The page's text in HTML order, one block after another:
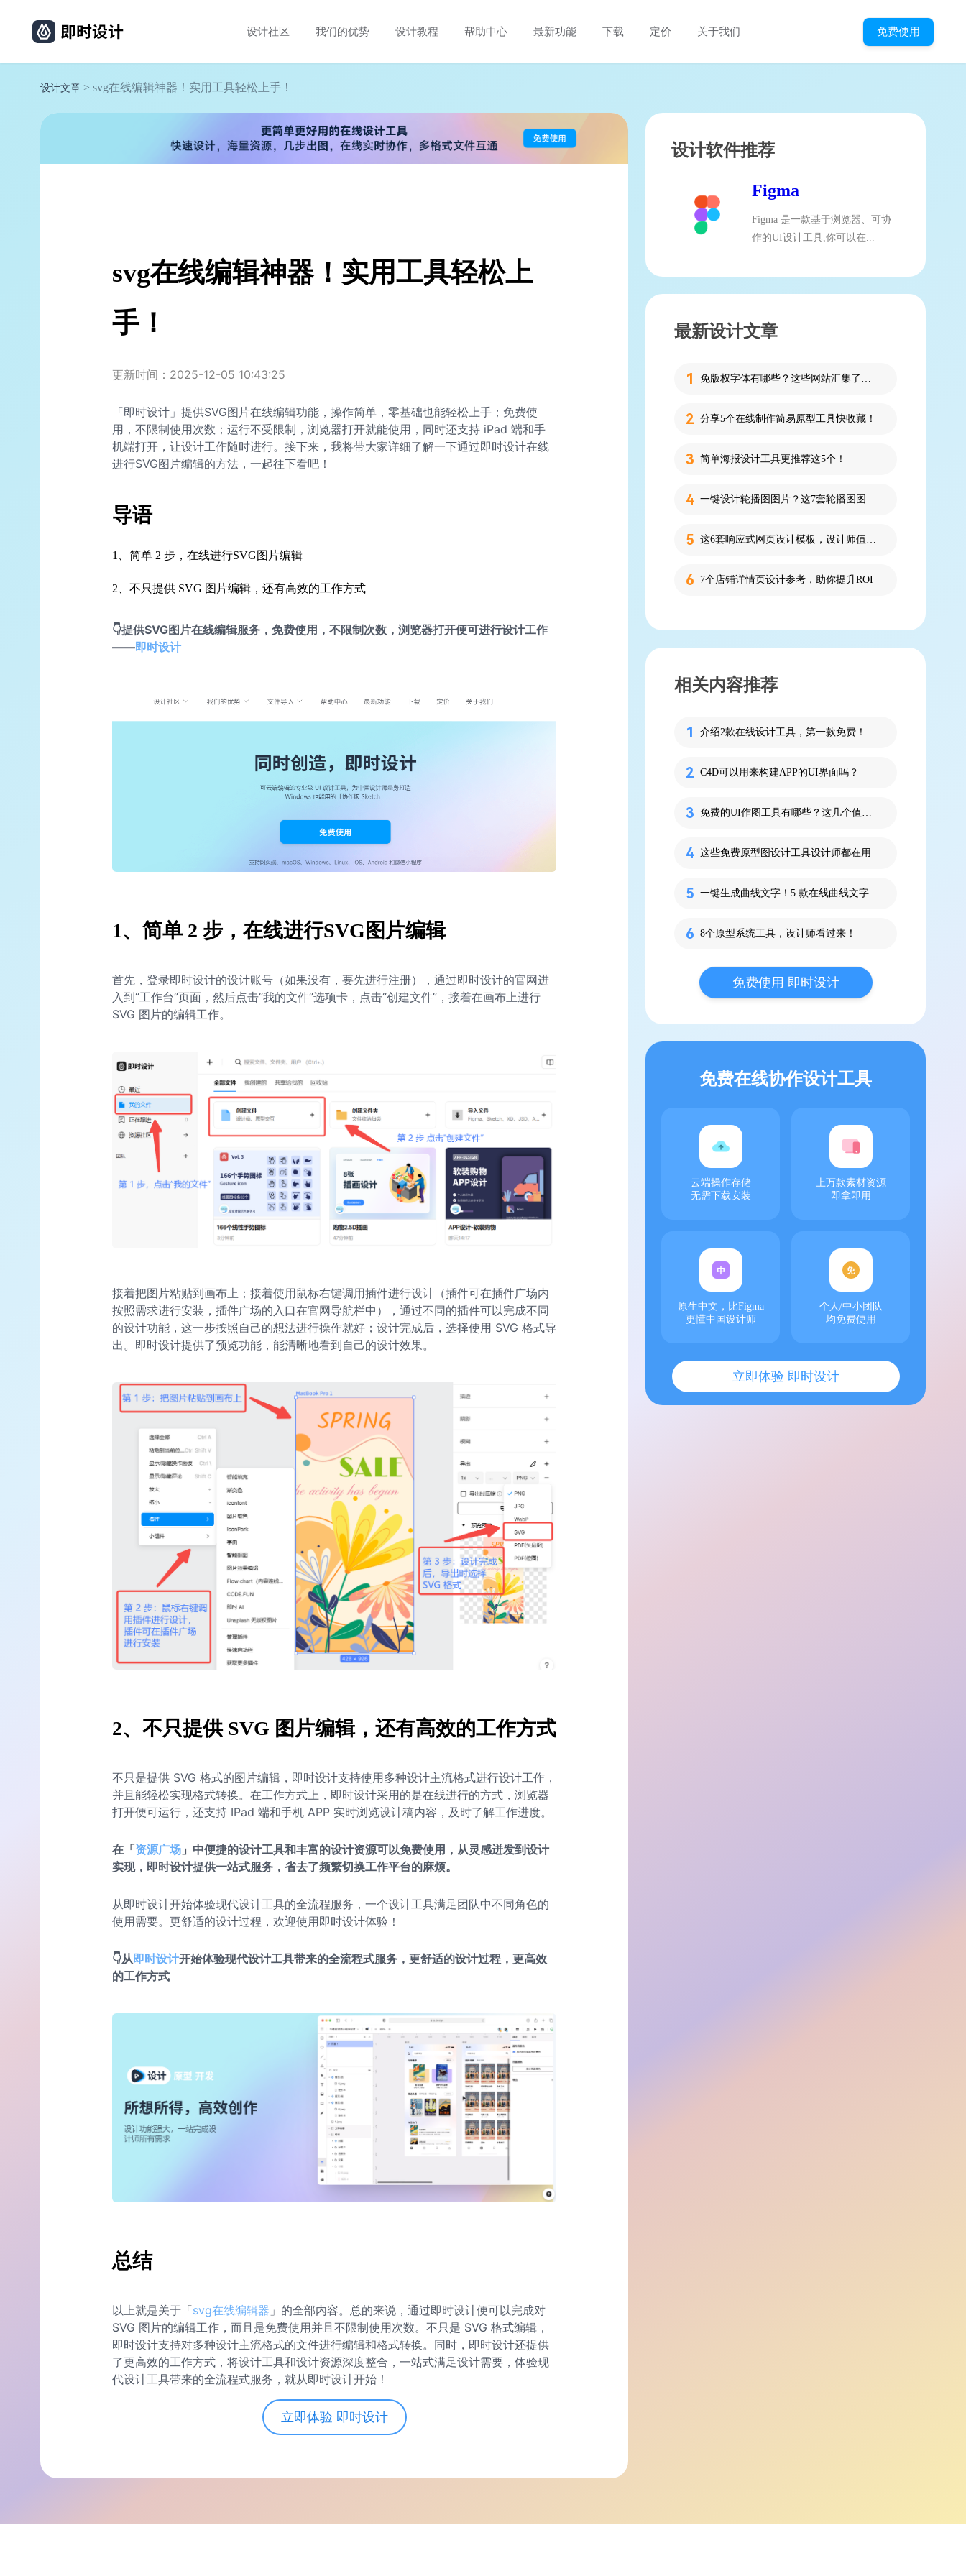
设计社区 我们的优势 设计教程 帮助中心 最新功能 下载 定价 关于我们 免费使用
设计文章 > svg在线编辑神器！实用工具轻松上手！
svg在线编辑神器！实用工具轻松上
手！
更新时间：2025-12-05 10:43:25
「即时设计」提供SVG图片在线编辑功能，操作简单，零基础也能轻松上手；免费使
用，不限制使用次数；运行不受限制，浏览器打开就能使用，同时还支持 iPad 端和手
机端打开，让设计工作随时进行。接下来，我将带大家详细了解一下通过即时设计在线
进行SVG图片编辑的方法，一起往下看吧！
导语
1、简单 2 步，在线进行SVG图片编辑
2、不只提供 SVG 图片编辑，还有高效的工作方式
👇提供SVG图片在线编辑服务，免费使用，不限制次数，浏览器打开便可进行设计工作
——即时设计
1、简单 2 步，在线进行SVG图片编辑
首先，登录即时设计的设计账号（如果没有，要先进行注册），通过即时设计的官网进
入到“工作台”页面，然后点击“我的文件”选项卡，点击“创建文件”，接着在画布上进行
SVG 图片的编辑工作。
接着把图片粘贴到画布上；接着使用鼠标右键调用插件进行设计（插件可在插件广场内
按照需求进行安装，插件广场的入口在官网导航栏中），通过不同的插件可以完成不同
的设计功能，这一步按照自己的想法进行操作就好；设计完成后，选择使用 SVG 格式导
出。即时设计提供了预览功能，能清晰地看到自己的设计效果。
2、不只提供 SVG 图片编辑，还有高效的工作方式
不只是提供 SVG 格式的图片编辑，即时设计支持使用多种设计主流格式进行设计工作，
并且能轻松实现格式转换。在工作方式上，即时设计采用的是在线进行的方式，浏览器
打开便可运行，还支持 IPad 端和手机 APP 实时浏览设计稿内容，及时了解工作进度。
在「资源广场 」中便捷的设计工具和丰富的设计资源可以免费使用，从灵感迸发到设计
实现，即时设计提供一站式服务，省去了频繁切换工作平台的麻烦。
从即时设计开始体验现代设计工具的全流程服务，一个设计工具满足团队中不同角色的
使用需要。更舒适的设计过程，欢迎使用即时设计体验！
👇从即时设计开始体验现代设计工具带来的全流程式服务，更舒适的设计过程，更高效
的工作方式
总结
以上就是关于「svg在线编辑器 」的全部内容。总的来说，通过即时设计便可以完成对
SVG 图片的编辑工作，而且是免费使用并且不限制使用次数。不只是 SVG 格式编辑，
即时设计支持对多种设计主流格式的文件进行编辑和格式转换。同时，即时设计还提供
了更高效的工作方式，将设计工具和设计资源深度整合，一站式满足设计需要，体验现
代设计工具带来的全流程式服务，就从即时设计开始！
立即体验 即时设计
设计软件推荐
Figma
Figma 是一款基于浏览器、可协
作的UI设计工具,你可以在...
最新设计文章
免版权字体有哪些？这些网站汇集了近百款免版权字体！
分享5个在线制作简易原型工具快收藏！
简单海报设计工具更推荐这5个！
一键设计轮播图图片？这7套轮播图图片资源快收藏！
这6套响应式网页设计模板，设计师值得收藏！
7个店铺详情页设计参考，助你提升ROI
相关内容推荐
介绍2款在线设计工具，第一款免费！
C4D可以用来构建APP的UI界面吗？
免费的UI作图工具有哪些？这几个值得一试！
这些免费原型图设计工具设计师都在用
一键生成曲线文字！5 款在线曲线文字生成工具推荐
8个原型系统工具，设计师看过来！
免费使用 即时设计
免费在线协作设计工具
云端操作存储
无需下载安装
上万款素材资源
即拿即用
原生中文，比Figma
更懂中国设计师
个人/中小团队
均免费使用
立即体验 即时设计